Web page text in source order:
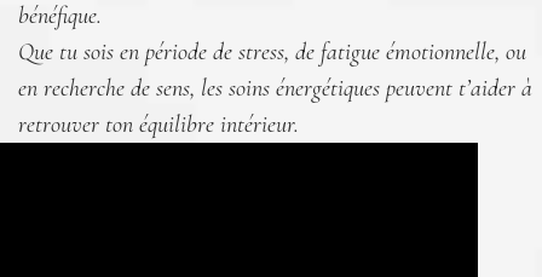
bénéfique.
Que tu sois en période de stress, de fatigue émotionnelle, ou
en recherche de sens, les soins énergétiques peuvent t’aider à
retrouver ton équilibre intérieur.